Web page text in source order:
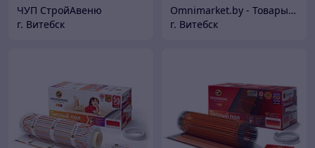
ЧУП СтройАвеню
г. Витебск
Omnimarket.by - Товары для дома и стройки с доставкой по Беларуси
г. Витебск